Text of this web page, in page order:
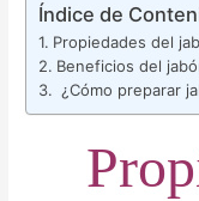
Índice de
Propiedades del
Beneficios del
¿Cómo preparar